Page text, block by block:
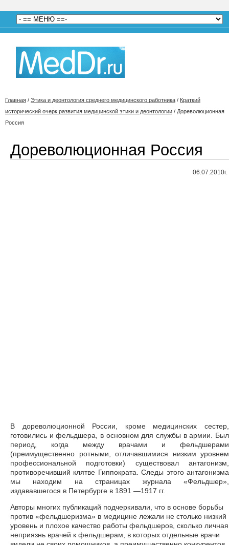
Главная / Этика и деонтология среднего медицинского работника / Краткий
исторический очерк развития медицинской этики и деонтологии / Дореволюционная
Россия
Дореволюционная Россия
06.07.2010г.
В дореволюционной России, кроме медицинских сестер,
готовились и фельдшера, в основном для службы в армии. Был
период, когда между врачами и фельдшерами
(преимущественно ротными, отличавшимися низким уровнем
профессиональной подготовки) существовал антагонизм,
противоречивший клятве Гиппократа. Следы этого антагонизма
мы находим на страницах журнала «Фельдшер»,
издававшегося в Петербурге в 1891 —1917 гг.
Авторы многих публикаций подчеркивали, что в основе борьбы
против «фельдшеризма» в медицине лежали не столько низкий
уровень и плохое качество работы фельдшеров, сколько личная
неприязнь врачей к фельдшерам, в которых отдельные врачи